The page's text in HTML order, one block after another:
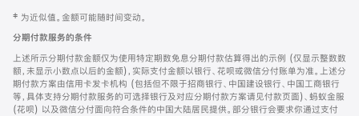
页
页
脚
注
‡ 为近似值。金额可能随时间变动。
分期付款服务的条件
上述所示分期付款金额仅为使用特定期数免息分期付款估算得出的示例 (仅显示整数数
额，未显示小数点以后的金额)，实际支付金额以银行、花呗或微信分付账单为准。上述分
期付款方案由信用卡发卡机构 (包括但不限于招商银行、中国建设银行、中国工商银行
等，具体支持分期付款服务的可选择银行及对应分期付款方案请见付款页面)、蚂蚁金服
(花呗) 以及微信分付面向符合条件的中国大陆居民提供。部分银行会要求你通过支付